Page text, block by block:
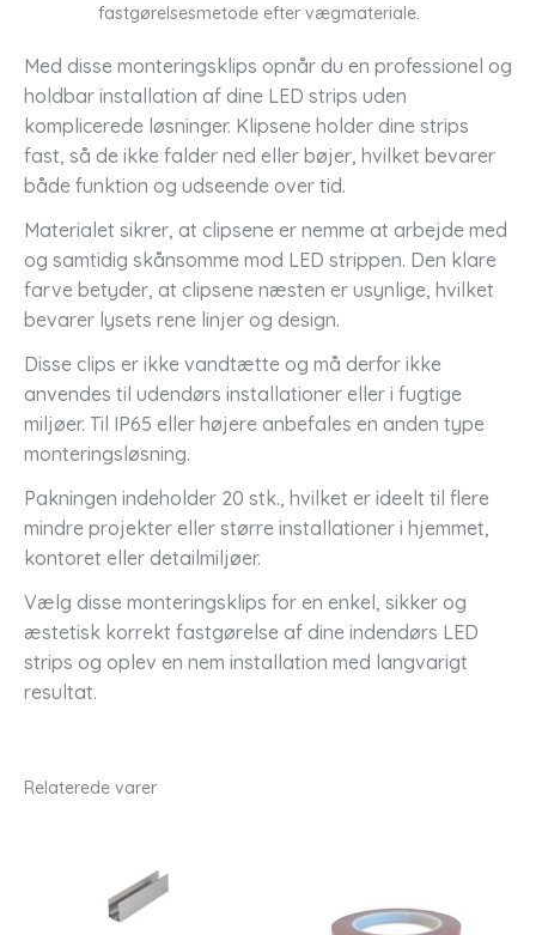
fastgørelsesmetode efter vægmateriale.
Med disse monteringsklips opnår du en professionel og
holdbar installation af dine LED strips uden
komplicerede løsninger. Klipsene holder dine strips
fast, så de ikke falder ned eller bøjer, hvilket bevarer
både funktion og udseende over tid.
Materialet sikrer, at clipsene er nemme at arbejde med
og samtidig skånsomme mod LED strippen. Den klare
farve betyder, at clipsene næsten er usynlige, hvilket
bevarer lysets rene linjer og design.
Disse clips er ikke vandtætte og må derfor ikke
anvendes til udendørs installationer eller i fugtige
miljøer. Til IP65 eller højere anbefales en anden type
monteringsløsning.
Pakningen indeholder 20 stk., hvilket er ideelt til flere
mindre projekter eller større installationer i hjemmet,
kontoret eller detailmiljøer.
Vælg disse monteringsklips for en enkel, sikker og
æstetisk korrekt fastgørelse af dine indendørs LED
strips og oplev en nem installation med langvarigt
resultat.
Relaterede varer